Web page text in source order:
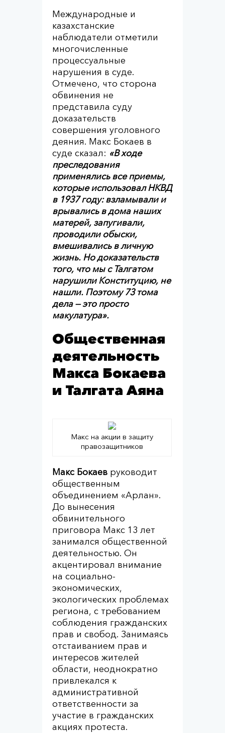
Международные и
казахстанские
наблюдатели отметили
многочисленные
процессуальные
нарушения в суде.
Отмечено, что сторона
обвинения не
представила суду
доказательств
совершения уголовного
деяния. Макс Бокаев в
суде сказал: «В ходе
преследования
применялись все приемы,
которые использовал НКВД
в 1937 году: взламывали и
врывались в дома наших
матерей, запугивали,
проводили обыски,
вмешивались в личную
жизнь. Но доказательств
того, что мы с Талгатом
нарушили Конституцию, не
нашли. Поэтому 73 тома
дела — это просто
макулатура».
Общественная
деятельность
Макса Бокаева
и Талгата Аяна
Макс на акции в защиту
правозащитников
Макс Бокаев руководит
общественным
объединением «Арлан».
До вынесения
обвинительного
приговора Макс 13 лет
занимался общественной
деятельностью. Он
акцентировал внимание
на социально-
экономических,
экологических проблемах
региона, с требованием
соблюдения гражданских
прав и свобод. Занимаясь
отстаиванием прав и
интересов жителей
области, неоднократно
привлекался к
административной
ответственности за
участие в гражданских
акциях протеста.